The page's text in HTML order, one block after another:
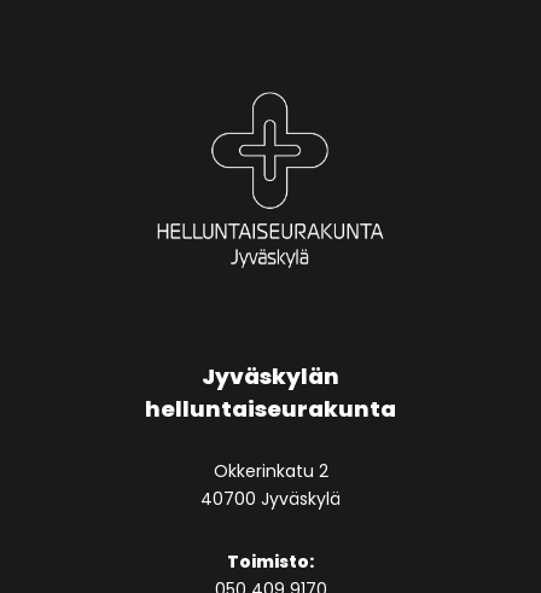
Jyväskylän
helluntaiseurakunta
Okkerinkatu 2
40700 Jyväskylä
Toimisto: